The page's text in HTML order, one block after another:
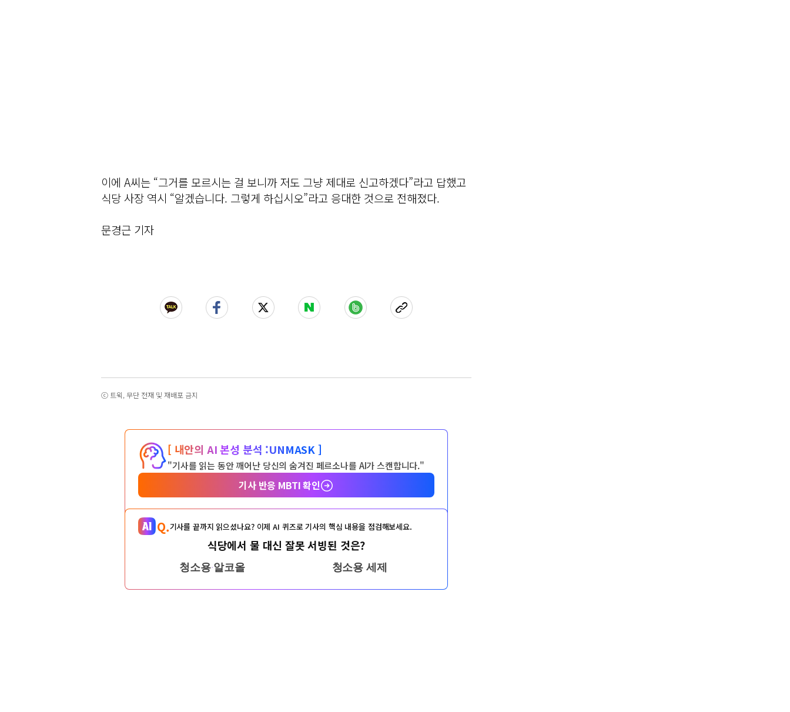
이에 A씨는 “그거를 모르시는 걸 보니까 저도 그냥 제대로 신고하겠다”라고 답했고
식당 사장 역시 “알겠습니다. 그렇게 하십시오”라고 응대한 것으로 전해졌다.
문경근 기자
ⓒ 트윅, 무단 전재 및 재배포 금지
[ 내안의 AI 본성 분석 :UNMASK ]
"기사를 읽는 동안 깨어난 당신의 숨겨진 페르소나를 AI가 스캔합니다."
기사 반응 MBTI 확인
Q.기사를 끝까지 읽으셨나요? 이제 AI 퀴즈로 기사의 핵심 내용을 점검해보세요.
식당에서 물 대신 잘못 서빙된 것은?
청소용 알코올 청소용 세제